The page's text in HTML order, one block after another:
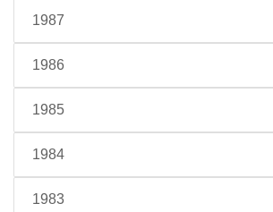
1987
1986
1985
1984
1983